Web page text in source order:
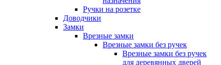
Ручки на розетке
Доводчики
Замки
Врезные замки
Врезные замки без ручек
Врезные замки без ручек
для деревянных дверей